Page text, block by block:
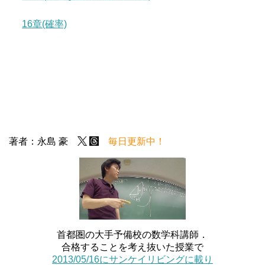
16章(確率)
著者：永島 豪 毎日更新中！
首都圏の大手予備校の数学科講師．
合格することを考え抜いた授業で
2013/05/16にサンケイリビングに載り